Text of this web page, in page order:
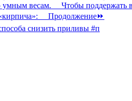
снизить приливы #п